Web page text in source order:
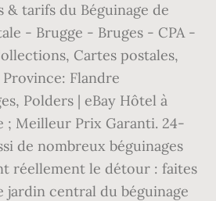
& tarifs du Béguinage de
- Brugge - Bruges - CPA -
Cartes postales,
Flandre
Polders | eBay Hôtel à
; Meilleur Prix Garanti. 24-
de nombreux béguinages
réellement le détour : faites
jardin central du béguinage